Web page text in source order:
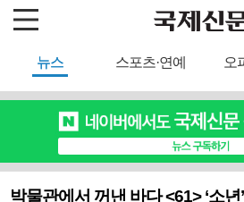
뉴스 스포츠·연예 오
박물관에서 꺼낸 바다 <61> ‘소년